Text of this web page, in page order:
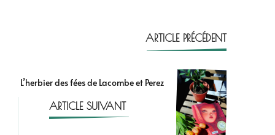
ARTICLE PRÉCÉDENT
L’herbier des fées de Lacombe et Perez
ARTICLE SUIVANT